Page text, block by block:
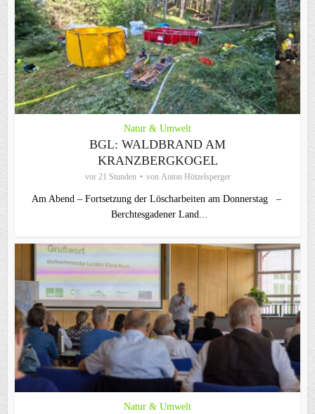
Natur & Umwelt
BGL: WALDBRAND AM
KRANZBERGKOGEL
vor 21 Stunden von Anton Hötzelsperger
Am Abend – Fortsetzung der Löscharbeiten am Donnerstag –
Berchtesgadener Land...
Natur & Umwelt